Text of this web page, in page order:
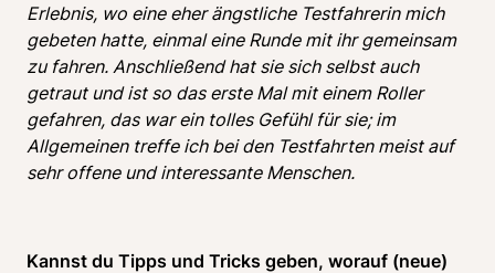
Erlebnis, wo eine eher ängstliche Testfahrerin mich
gebeten hatte, einmal eine Runde mit ihr gemeinsam
zu fahren. Anschließend hat sie sich selbst auch
getraut und ist so das erste Mal mit einem Roller
gefahren, das war ein tolles Gefühl für sie; im
Allgemeinen treffe ich bei den Testfahrten meist auf
sehr offene und interessante Menschen.
Kannst du Tipps und Tricks geben, worauf (neue)